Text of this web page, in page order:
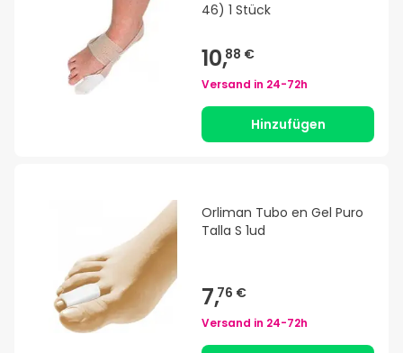
46) 1 Stück
10,88 €
Versand in 24-72h
Hinzufügen
Orliman Tubo en Gel Puro
Talla S 1ud
7,76 €
Versand in 24-72h